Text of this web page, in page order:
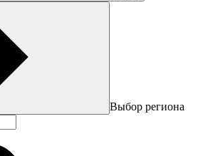
Выбор региона